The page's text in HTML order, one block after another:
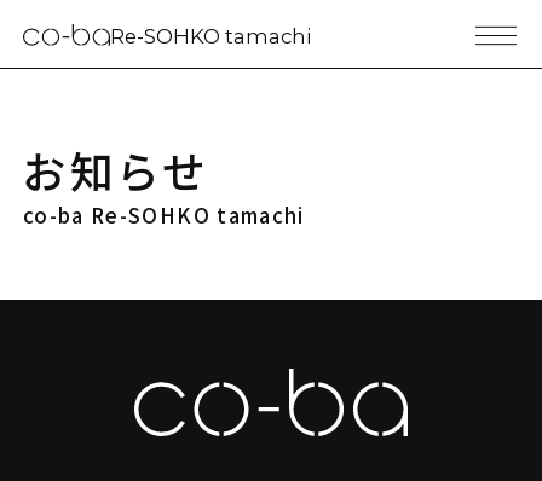
Re-SOHKO tamachi
お知らせ
co-ba Re-SOHKO tamachi